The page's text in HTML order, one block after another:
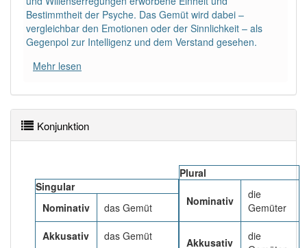
Häufigkeit: 6 von 10
Wörter mit Endung-gemüt: 2
89% unserer Spielapp-Nutzer haben den Artikel
korrekt erraten.
Bestimmtheit der Psyche. Das Gemüt wird dabei –
vergleichbar den Emotionen oder der Sinnlichkeit – als
Gegenpol zur Intelligenz und dem Verstand gesehen.
Mehr lesen
Konjunktion
Singular
Nominativ
das Gemüt
Akkusativ das Gemüt
Plural
Nominativ
die
Gemüter
Akkusativ
die